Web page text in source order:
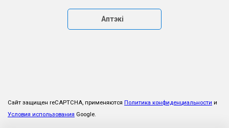
Аптэкі
Сайт защищен reCAPTCHA, применяются Политика конфиденциальности и
Условия использования Google.